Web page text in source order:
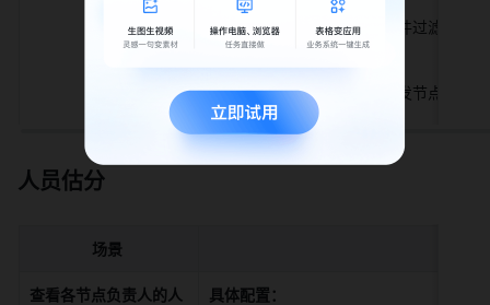
filter()：用于对源范围条件过滤后，
使用filter()函数过滤出开发节点 {节
和
人员估分
场景
查看各节点负责人的人
具体配置：